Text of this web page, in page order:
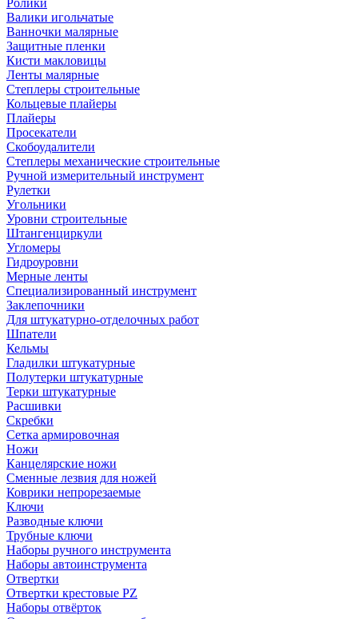
Ролики
Валики игольчатые
Ванночки малярные
Защитные пленки
Кисти макловицы
Ленты малярные
Степлеры строительные
Кольцевые плайеры
Плайеры
Просекатели
Скобоудалители
Степлеры механические строительные
Ручной измерительный инструмент
Рулетки
Угольники
Уровни строительные
Штангенциркули
Угломеры
Гидроуровни
Мерные ленты
Специализированный инструмент
Заклепочники
Для штукатурно-отделочных работ
Шпатели
Кельмы
Гладилки штукатурные
Полутерки штукатурные
Терки штукатурные
Расшивки
Скребки
Сетка армировочная
Ножи
Канцелярские ножи
Сменные лезвия для ножей
Коврики непрорезаемые
Ключи
Разводные ключи
Трубные ключи
Наборы ручного инструмента
Наборы автоинструмента
Отвертки
Отвертки крестовые PZ
Наборы отвёрток